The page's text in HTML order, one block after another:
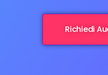
Richiedi